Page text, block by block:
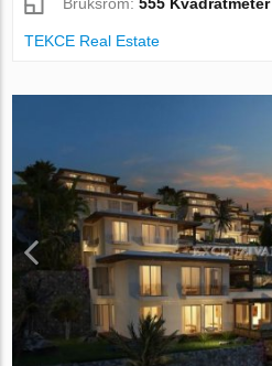
TEKCE Real Estate